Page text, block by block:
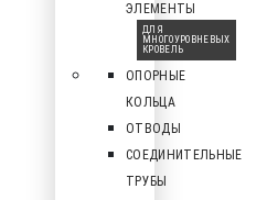
ЭЛЕМЕНТЫ
ДЛЯ
МНОГОУРОВНЕВЫХ
КРОВЕЛЬ
ОПОРНЫЕ
КОЛЬЦА
ОТВОДЫ
СОЕДИНИТЕЛЬНЫЕ
ТРУБЫ